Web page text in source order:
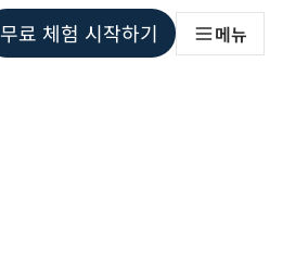
무료 체험 시작하기 메뉴